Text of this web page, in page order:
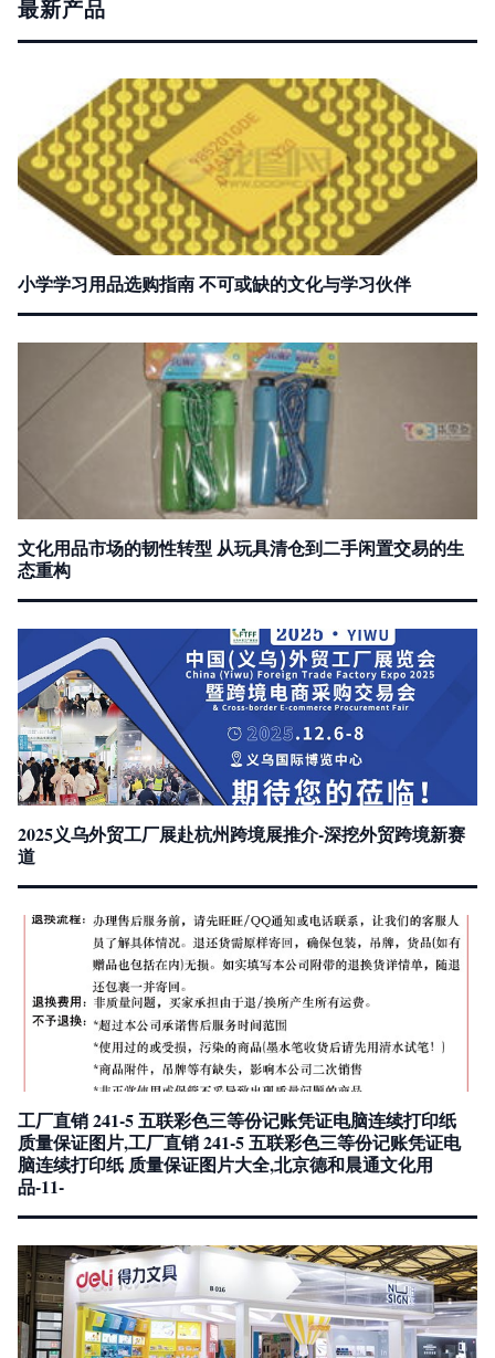
最新产品
小学学习用品选购指南 不可或缺的文化与学习伙伴
文化用品市场的韧性转型 从玩具清仓到二手闲置交易的生
态重构
2025义乌外贸工厂展赴杭州跨境展推介-深挖外贸跨境新赛
道
工厂直销 241-5 五联彩色三等份记账凭证电脑连续打印纸
质量保证图片,工厂直销 241-5 五联彩色三等份记账凭证电
脑连续打印纸 质量保证图片大全,北京德和晨通文化用
品-11-